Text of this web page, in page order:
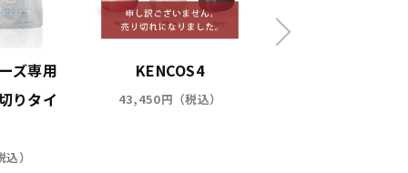
ズ専用
りタイ
）
KENCOS4
43,450円（税込）